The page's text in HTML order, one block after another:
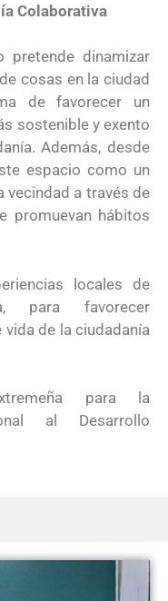
Colaborativa
pretende dinamizar
cosas en la ciudad
de favorecer un
sostenible y exento
Además, desde
espacio como un
vecindad a través de
promuevan hábitos
locales de
para favorecer
de la ciudadanía
para la
al Desarrollo